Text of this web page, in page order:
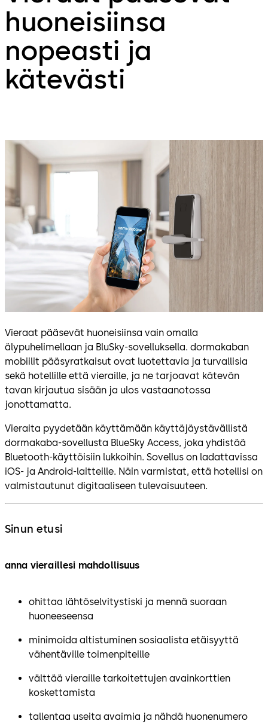
huoneisiinsa
nopeasti ja
kätevästi
Vieraat pääsevät huoneisiinsa vain omalla
älypuhelimellaan ja BluSky-sovelluksella. dormakaban
mobiilit pääsyratkaisut ovat luotettavia ja turvallisia
sekä hotellille että vieraille, ja ne tarjoavat kätevän
tavan kirjautua sisään ja ulos vastaanotossa
jonottamatta.
Vieraita pyydetään käyttämään käyttäjäystävällistä
dormakaba-sovellusta BlueSky Access, joka yhdistää
Bluetooth-käyttöisiin lukkoihin. Sovellus on ladattavissa
iOS- ja Android-laitteille. Näin varmistat, että hotellisi on
valmistautunut digitaaliseen tulevaisuuteen.
Sinun etusi
anna vieraillesi mahdollisuus
ohittaa lähtöselvitystiski ja mennä suoraan
huoneeseensa
minimoida altistuminen sosiaalista etäisyyttä
vähentäville toimenpiteille
välttää vieraille tarkoitettujen avainkorttien
koskettamista
tallentaa useita avaimia ja nähdä huonenumero